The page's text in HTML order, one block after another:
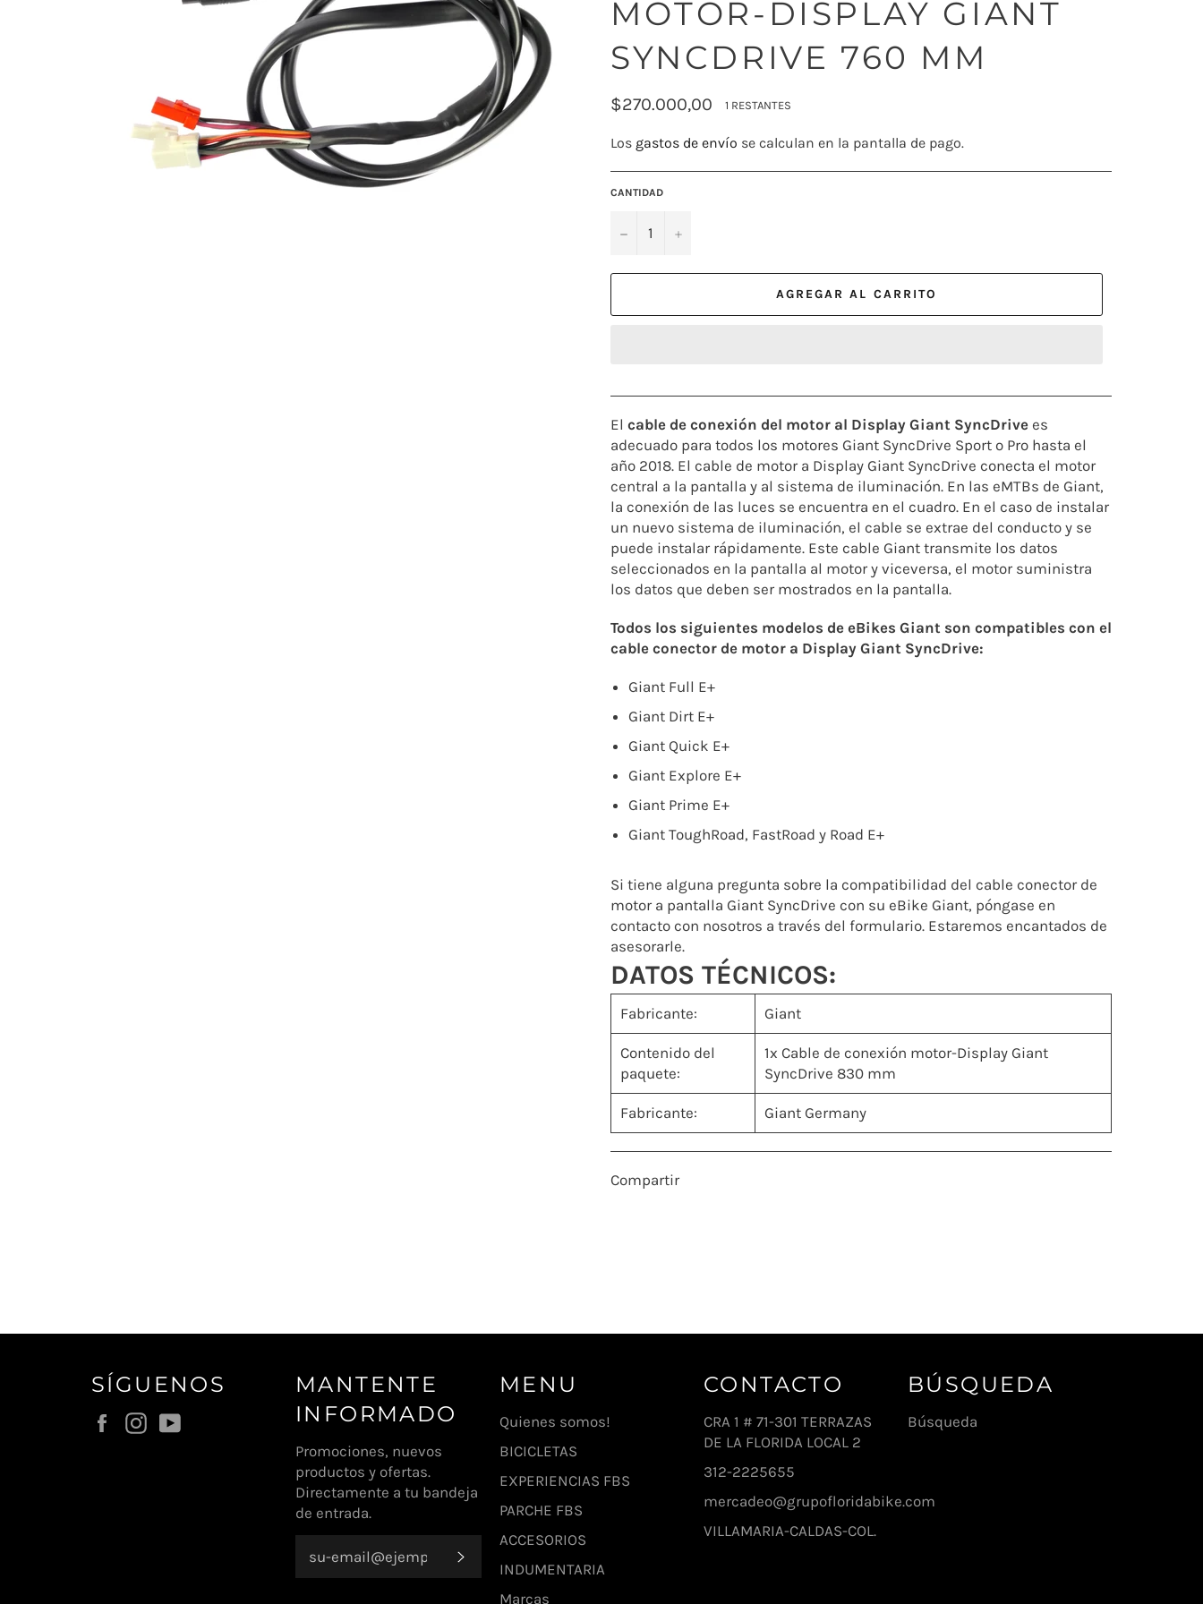
MOTOR-DISPLAY GIANT
SYNCDRIVE 760 MM
Precio
habitual
$270.000,00 1 RESTANTES
Los gastos de envío se calculan en la pantalla de pago.
CANTIDAD
− +
AGREGAR AL CARRITO
El cable de conexión del motor al Display Giant SyncDrive es
adecuado para todos los motores Giant SyncDrive Sport o Pro hasta el
año 2018. El cable de motor a Display Giant SyncDrive conecta el motor
central a la pantalla y al sistema de iluminación. En las eMTBs de Giant,
la conexión de las luces se encuentra en el cuadro. En el caso de instalar
un nuevo sistema de iluminación, el cable se extrae del conducto y se
puede instalar rápidamente. Este cable Giant transmite los datos
seleccionados en la pantalla al motor y viceversa, el motor suministra
los datos que deben ser mostrados en la pantalla.
Todos los siguientes modelos de eBikes Giant son compatibles con el
cable conector de motor a Display Giant SyncDrive:
Giant Full E+
Giant Dirt E+
Giant Quick E+
Giant Explore E+
Giant Prime E+
Giant ToughRoad, FastRoad y Road E+
Si tiene alguna pregunta sobre la compatibilidad del cable conector de
motor a pantalla Giant SyncDrive con su eBike Giant, póngase en
contacto con nosotros a través del formulario. Estaremos encantados de
asesorarle.
DATOS TÉCNICOS:
Fabricante: Giant
Contenido del
paquete:
1x Cable de conexión motor-Display Giant
SyncDrive 830 mm
Fabricante: Giant Germany
Compartir
SÍGUENOS
FacebookInstagram
MANTENTE
INFORMADO
Promociones, nuevos
productos y ofertas.
Directamente a tu bandeja
de entrada.
MENU
Quienes somos!
BICICLETAS
EXPERIENCIAS FBS
PARCHE FBS
ACCESORIOS
INDUMENTARIA
Marcas
CONTACTO
CRA 1 # 71-301 TERRAZAS
DE LA FLORIDA LOCAL 2
312-2225655
mercadeo@grupofloridabike.com
VILLAMARIA-CALDAS-COL.
BÚSQUEDA
Búsqueda